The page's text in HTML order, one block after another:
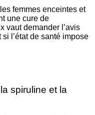
femmes enceintes et
une cure de
vaut demander l’avis
l’état de santé impose
spiruline et la